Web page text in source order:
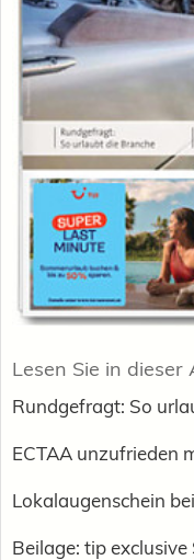
Lesen Sie in dieser
Rundgefragt: So
ECTAA unzufrieden
Lokalaugenschein
Beilage: tip